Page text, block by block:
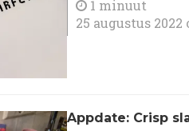
1 minuut
25 augustus 2022
Appdate: Crisp